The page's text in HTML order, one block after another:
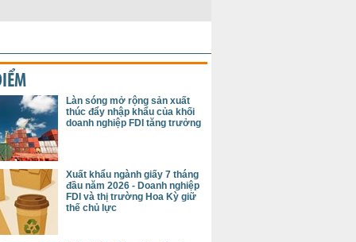
Làn sóng mở rộng sản xuất
thúc đẩy nhập khẩu của khối
doanh nghiệp FDI tăng trưởng
Xuất khẩu ngành giấy 7 tháng
đầu năm 2026 - Doanh nghiệp
FDI và thị trường Hoa Kỳ giữ
thế chủ lực